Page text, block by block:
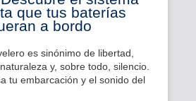
que tus baterías
a bordo
es sinónimo de libertad,
y, sobre todo, silencio.
tu embarcación y el sonido del